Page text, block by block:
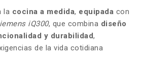
la cocina a medida, equipada con
iQ300, que combina diseño
y durabilidad,
de la vida cotidiana